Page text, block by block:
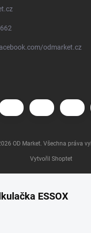
odmarket.cz
Vytvořil Shoptet
OD Market . Všechna práva
ESSOX